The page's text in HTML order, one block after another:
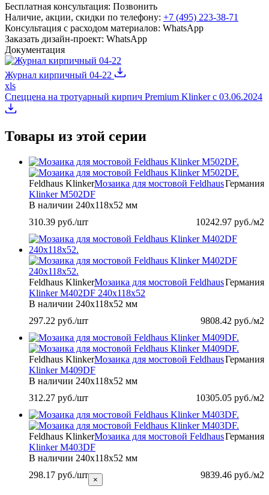
Бесплатная консультация: Позвонить
Наличие, акции, скидки по телефону: +7 (495) 223-38-71
Консультация с расходом материалов: WhatsApp
Заказать дизайн-проект: WhatsApp
Документация
Журнал кирпичный 04-22
xls
Спеццена на тротуарный кирпич Premium Klinker с 03.06.2024
Товары из этой серии
Feldhaus Klinker Германия
Мозаика для мостовой Feldhaus
Klinker M502DF
В наличии 240x118x52 мм
310.39 руб./шт 10242.97 руб./м2
Feldhaus Klinker Германия
Мозаика для мостовой Feldhaus
Klinker M402DF 240x118x52
В наличии 240x118x52 мм
297.22 руб./шт 9808.42 руб./м2
Feldhaus Klinker Германия
Мозаика для мостовой Feldhaus
Klinker M409DF
В наличии 240x118x52 мм
312.27 руб./шт 10305.05 руб./м2
Feldhaus Klinker Германия
Мозаика для мостовой Feldhaus
Klinker M403DF
В наличии 240x118x52 мм
298.17 руб./шт 9839.46 руб./м2
×